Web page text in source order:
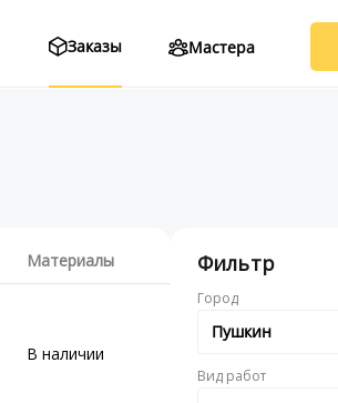
Заказы Мастера
Материалы
В наличии
Фильтр
Город
Пушкин
Вид работ